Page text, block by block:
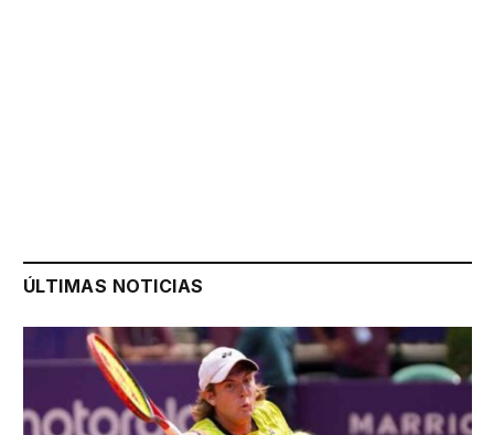
ÚLTIMAS NOTICIAS